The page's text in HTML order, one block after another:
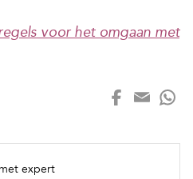
voor het omgaan met
expert